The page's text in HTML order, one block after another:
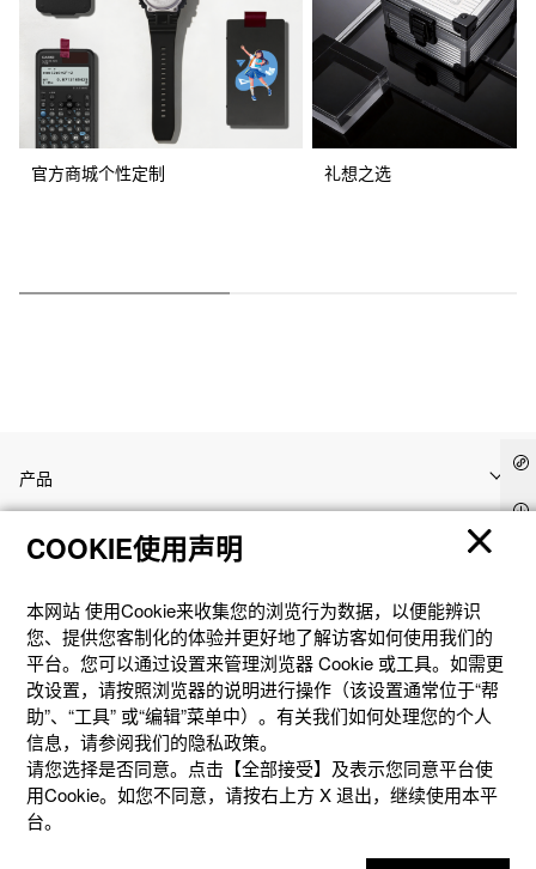
官方商城个性定制 礼想之选
产品
客户支持
资讯
社交媒体
COOKIE使用声明
本网站 使⽤Cookie来收集您的浏览⾏为数据，以便能辨识
您、提供您客制化的体验并更好地了解访客如何使⽤我们的
平台。您可以通过设置来管理浏览器 Cookie 或⼯具。如需更
改设置，请按照浏览器的说明进⾏操作（该设置通常位于“帮
助”、“⼯具” 或“编辑”菜单中）。有关我们如何处理您的个⼈
信息，请参阅我们的隐私政策。
请您选择是否同意。点击【全部接受】及表示您同意平台使
用Cookie。如您不同意，请按右上⽅ X 退出，继续使⽤本平
台。